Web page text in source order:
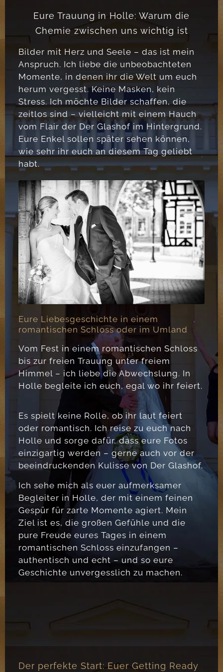
Eure Trauung in Holle: Warum die
Chemie zwischen uns wichtig ist
Bilder mit Herz und Seele – das ist mein
Anspruch. Ich liebe die unbeobachteten
Momente, in denen ihr die Welt um euch
herum vergesst. Keine Masken, kein
Stress. Ich möchte Bilder schaffen, die
zeitlos sind – vielleicht mit einem Hauch
vom Flair der Der Glashof im Hintergrund.
Eure Enkel sollen später sehen können,
wie sehr ihr euch an diesem Tag geliebt
habt.
Eure Liebesgeschichte in einem
romantischen Schloss oder im Umland
Vom Fest in einem romantischen Schloss
bis zur freien Trauung unter freiem
Himmel – ich liebe die Abwechslung. In
Holle begleite ich euch, egal wo ihr feiert.
Es spielt keine Rolle, ob ihr laut feiert
oder romantisch. Ich reise zu euch nach
Holle und sorge dafür, dass eure Fotos
einzigartig werden – gerne auch vor der
beeindruckenden Kulisse von Der Glashof.
Ich sehe mich als euer aufmerksamer
Begleiter in Holle, der mit einem feinen
Gespür für zarte Momente agiert. Mein
Ziel ist es, die großen Gefühle und die
pure Freude eures Tages in einem
romantischen Schloss einzufangen –
authentisch und echt – und so eure
Geschichte unvergesslich zu machen.
Der perfekte Start: Euer Getting Ready